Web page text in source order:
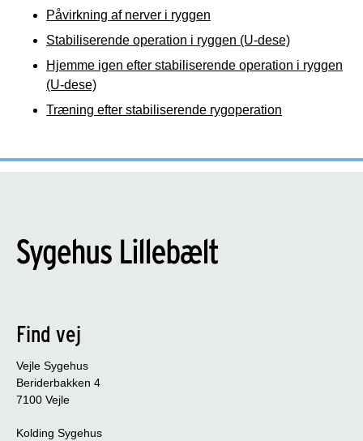
Påvirkning af nerver i ryggen
Stabiliserende operation i ryggen (U-dese)
Hjemme igen efter stabiliserende operation i ryggen
(U-dese)
Træning efter stabiliserende rygoperation
Find vej
Vejle Sygehus
Beriderbakken 4
7100 Vejle
Kolding Sygehus